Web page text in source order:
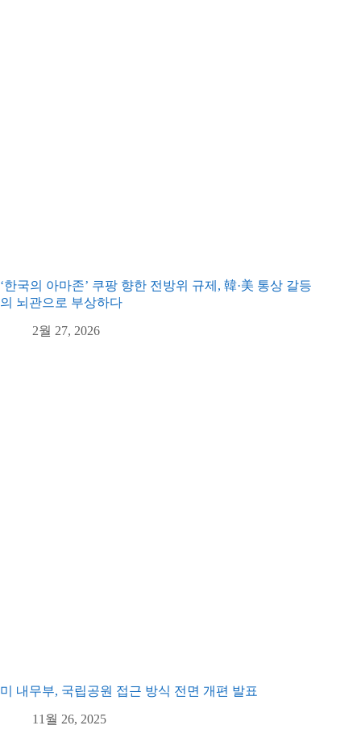
‘한국의 아마존’ 쿠팡 향한 전방위 규제, 韓·美 통상 갈등
의 뇌관으로 부상하다
2월 27, 2026
미 내무부, 국립공원 접근 방식 전면 개편 발표
11월 26, 2025